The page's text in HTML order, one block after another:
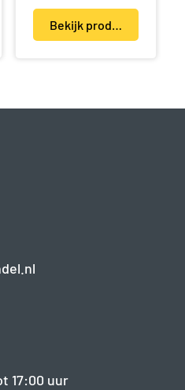
Bekijk product(en)
17:00 uur